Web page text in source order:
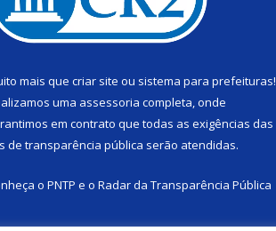
mais que criar site ou sistema para prefeituras!
uma assessoria completa, onde
em contrato que todas as exigências das
de transparência pública serão atendidas.
o PNTP e o Radar da Transparência Pública